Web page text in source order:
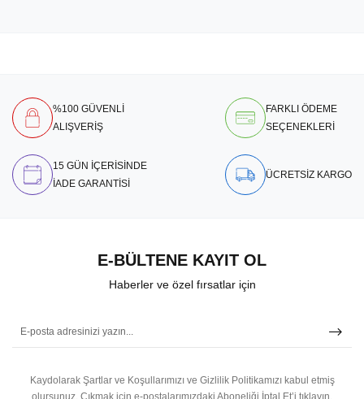
%100 GÜVENLİ
ALIŞVERİŞ
FARKLI ÖDEME
SEÇENEKLERİ
15 GÜN İÇERİSİNDE
İADE GARANTİSİ
ÜCRETSİZ KARGO
E-BÜLTENE KAYIT OL
Haberler ve özel fırsatlar için
Kaydolarak Şartlar ve Koşullarımızı ve Gizlilik Politikamızı kabul etmiş